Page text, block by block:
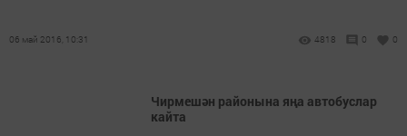
06 май 2016, 10:31 4818 0 0
Чирмешән районына яңа автобуслар
кайта